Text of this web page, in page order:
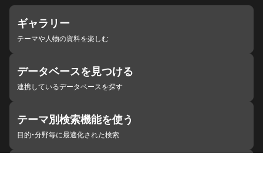
ギャラリー
テーマや人物の資料を楽しむ
データベースを見つける
連携しているデータベースを探す
テーマ別検索機能を使う
目的・分野毎に最適化された検索